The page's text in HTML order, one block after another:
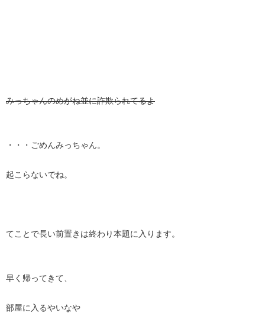
みっちゃんのめがね並に詐欺られてるよ
・・・ごめんみっちゃん。
起こらないでね。
てことで長い前置きは終わり本題に入ります。
早く帰ってきて、
部屋に入るやいなや